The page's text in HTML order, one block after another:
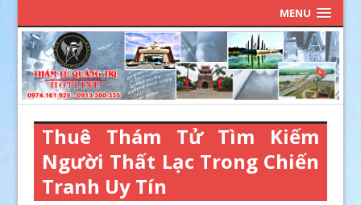
MENU
Thuê Thám Tử Tìm Kiếm
Người Thất Lạc Trong Chiến
Tranh Uy Tín